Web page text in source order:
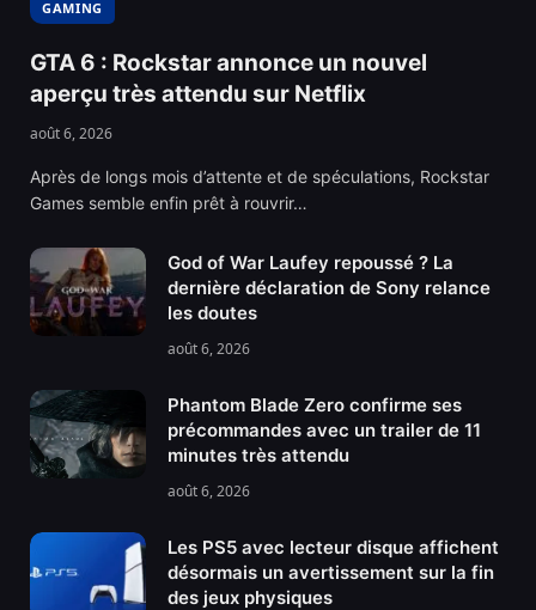
GAMING
GTA 6 : Rockstar annonce un nouvel
aperçu très attendu sur Netflix
août 6, 2026
Après de longs mois d’attente et de spéculations, Rockstar
Games semble enfin prêt à rouvrir…
God of War Laufey repoussé ? La
dernière déclaration de Sony relance
les doutes
août 6, 2026
Phantom Blade Zero confirme ses
précommandes avec un trailer de 11
minutes très attendu
août 6, 2026
Les PS5 avec lecteur disque affichent
désormais un avertissement sur la fin
des jeux physiques